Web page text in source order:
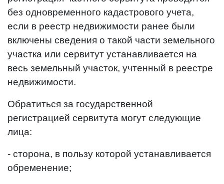
без одновременного кадастрового учета,
если в реестр недвижимости ранее были
включены сведения о такой части земельного
участка или сервитут устанавливается на
весь земельный участок, учтенный в реестре
недвижимости.
Обратиться за государственной
регистрацией сервитута могут следующие
лица:
- сторона, в пользу которой устанавливается
обременение;